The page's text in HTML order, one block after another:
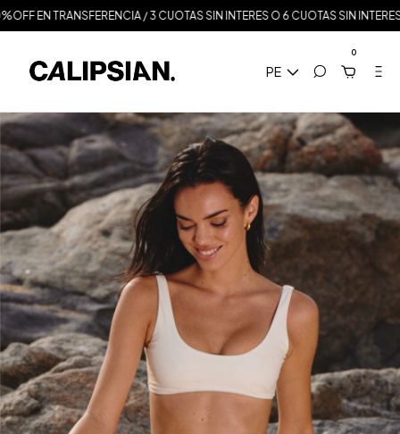
EN TRANSFERENCIA / 3 CUOTAS SIN INTERES O 6 CUOTAS SIN INTERES
PE
0